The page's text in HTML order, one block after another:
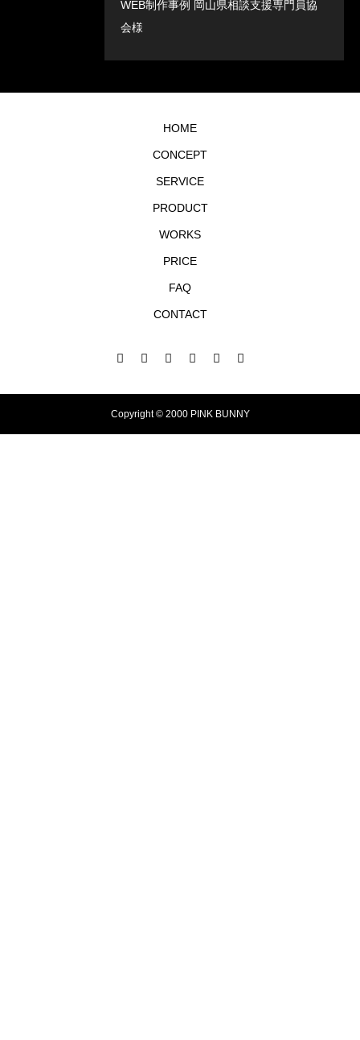
WEB制作事例 岡山県相談支援専門員協
会様
HOME
CONCEPT
SERVICE
PRODUCT
WORKS
PRICE
FAQ
CONTACT
Copyright © 2000 PINK BUNNY